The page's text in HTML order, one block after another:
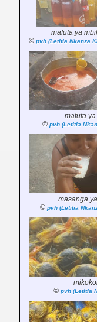
mafuta ya
© pvh (Letitia Nkanza
mafuta
© pvh (Letitia
masanga
© pvh (Letitia
© pvh (Letitia